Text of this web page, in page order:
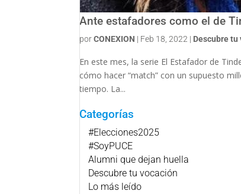
Ante estafadores como el de
porCONEXION | Feb 18, 2022 | Descubre tu
En este mes, la serie El Estafador de
cómo hacer “match” con un supuesto
tiempo. La...
Categorías
#Elecciones2025
#SoyPUCE
Alumni que dejan huella
Descubre tu vocación
Lo más leído